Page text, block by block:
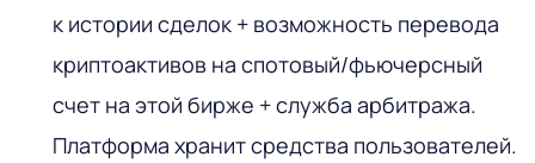
к истории сделок + возможность перевода
криптоактивов на спотовый/фьючерсный
счет на этой бирже + служба арбитража.
Платформа хранит средства пользователей.